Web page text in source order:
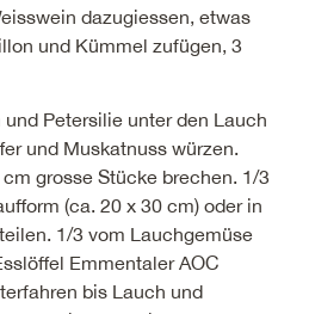
dazugiessen, etwas
und Kümmel zufügen, 3
Petersilie unter den Lauch
und Muskatnuss würzen.
grosse Stücke brechen. 1/3
(ca. 20 x 30 cm) oder in
1/3 vom Lauchgemüse
Emmentaler AOC
bis Lauch und